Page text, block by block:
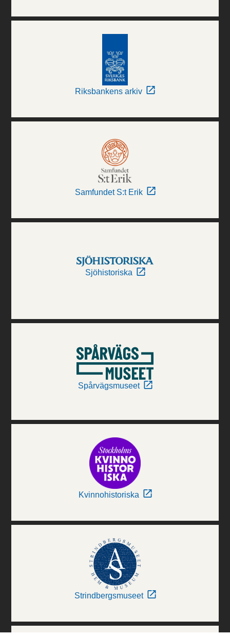
Riksbankens arkiv
Samfundet S:t Erik
Sjöhistoriska
Spårvägsmuseet
Kvinnohistoriska
Strindbergsmuseet